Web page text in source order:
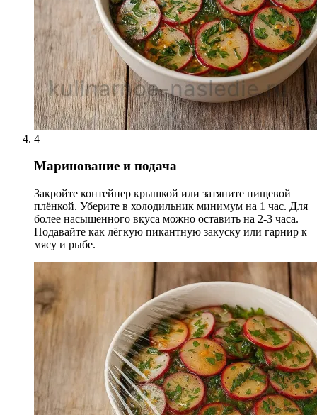
4
Маринование и подача
Закройте контейнер крышкой или затяните пищевой
плёнкой. Уберите в холодильник минимум на 1 час. Для
более насыщенного вкуса можно оставить на 2-3 часа.
Подавайте как лёгкую пикантную закуску или гарнир к
мясу и рыбе.